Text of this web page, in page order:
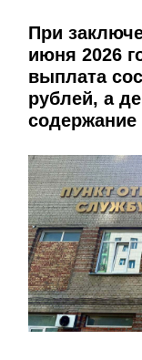
При
июня 2026
выплата
рублей, а